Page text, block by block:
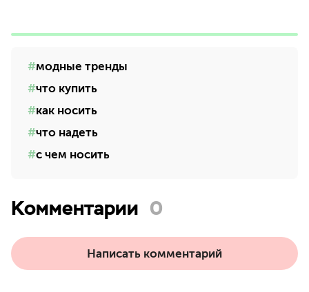
модные тренды
что купить
как носить
что надеть
с чем носить
Комментарии 0
Написать комментарий